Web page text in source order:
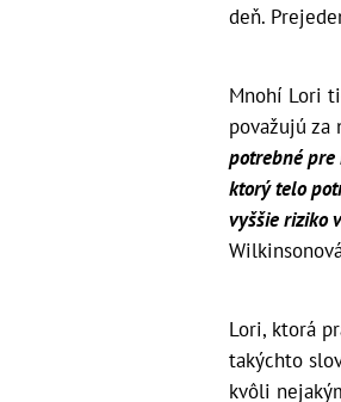
deň.
Mnohí Lori
považujú za
potrebné pre
ktorý telo
vyššie riziko
Lori, ktorá
takýchto
kvôli